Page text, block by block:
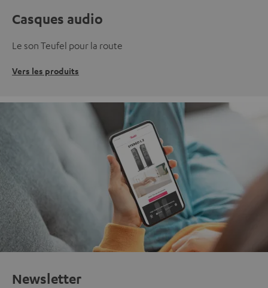
Casques audio
Le son Teufel pour la route
Vers les produits
Newsletter